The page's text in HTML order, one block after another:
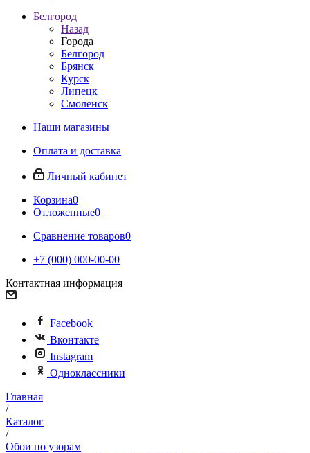
Белгород
Назад
Города
Белгород
Брянск
Курск
Липецк
Смоленск
Наши магазины
Оплата и доставка
Личный кабинет
Корзина0
Отложенные0
Сравнение товаров0
+7 (000) 000-00-00
Контактная информация
Facebook
Вконтакте
Instagram
Одноклассники
Главная
/
Каталог
/
Обои по узорам